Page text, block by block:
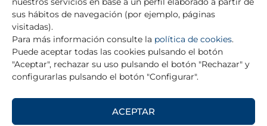
sus hábitos de navegación (por ejemplo, páginas
visitadas).
Para más información consulte la política de cookies.
Puede aceptar todas las cookies pulsando el botón
"Aceptar", rechazar su uso pulsando el botón "Rechazar" y
configurarlas pulsando el botón "Configurar".
ACEPTAR
psiquiatría infanto-juvenil, completando el
Trayecto A y dedicando el último año a este
ámbito. Mi interés clínico se centra en la salud
mental de niños y adolescentes, con especial
énfasis en la detección e intervención
temprana. Formo parte del grupo de
investigación Trastornos Mentales de Alta
Universitat de les Illes Balears, participando